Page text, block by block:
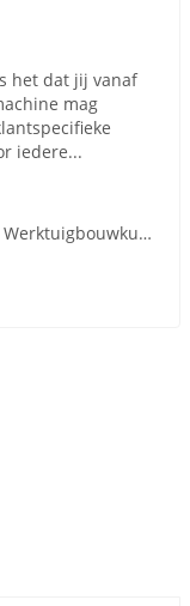
het dat jij vanaf
mag
iedere...
Elektrotechniek, Metaalbewerking, Werktuigbouwkunde, Hydrauliek, Pneumatiek, Techniek